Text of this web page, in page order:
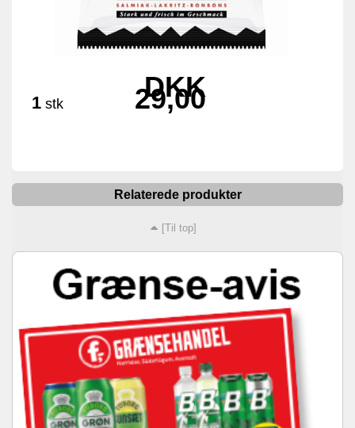
1 stk
DKK
29,00
Relaterede produkter
[Til top]